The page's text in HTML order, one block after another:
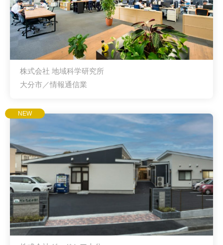
株式会社 地域科学研究所
大分市／情報通信業
NEW